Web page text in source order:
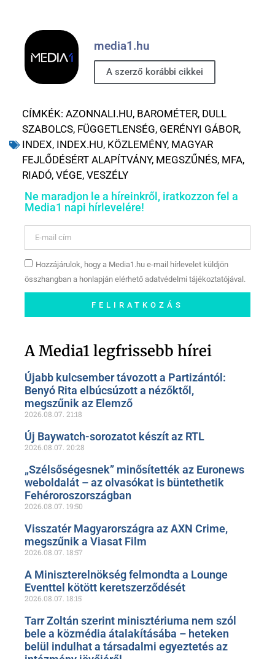
media1.hu
A szerző korábbi cikkei
CÍMKÉK: AZONNALI.HU, BAROMÉTER, DULL
SZABOLCS, FÜGGETLENSÉG, GERÉNYI GÁBOR,
INDEX, INDEX.HU, KÖZLEMÉNY, MAGYAR
FEJLŐDÉSÉRT ALAPÍTVÁNY, MEGSZŰNÉS, MFA,
RIADÓ, VÉGE, VESZÉLY
Ne maradjon le a híreinkről, iratkozzon fel a
Media1 napi hírlevelére!
Hozzájárulok, hogy a Media1.hu e-mail hírlevelet küldjön
összhangban a honlapján elérhető adatvédelmi tájékoztatójával.
FELIRATKOZÁS
oldalunkon!
A Media1 legfrissebb hírei
Újabb kulcsember távozott a Partizántól:
Benyó Rita elbúcsúzott a nézőktől,
megszűnik az Elemző
2026.08.07. 21:18
Új Baywatch-sorozatot készít az RTL
2026.08.07. 20:28
„Szélsőségesnek” minősítették az Euronews
weboldalát – az olvasókat is büntethetik
Fehéroroszországban
2026.08.07. 19:50
Visszatér Magyarországra az AXN Crime,
megszűnik a Viasat Film
2026.08.07. 18:57
A Miniszterelnökség felmondta a Lounge
Eventtel kötött keretszerződését
2026.08.07. 18:15
Tarr Zoltán szerint minisztériuma nem szól
bele a közmédia átalakításába – heteken
belül indulhat a társadalmi egyeztetés az